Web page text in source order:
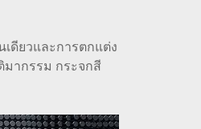
ดียวและการตกแต่ง
มากรรม กระจกสี